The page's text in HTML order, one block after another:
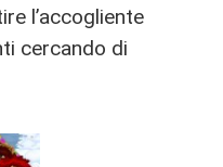
l’accogliente
cercando di